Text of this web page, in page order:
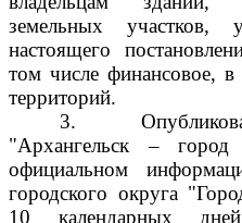
земельных
настоящего
том числе финансовое,
территорий.
3.
"Архангельск –
официальном
городского округа
10 календарных